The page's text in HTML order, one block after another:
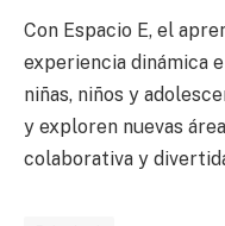
Con Espacio E, el
experiencia dinámica
niñas, niños y
y exploren nuevas
colaborativa y